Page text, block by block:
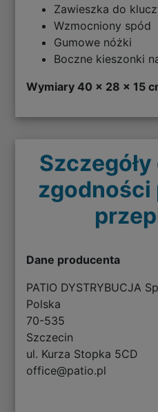
Zawieszka do
Wzmocniony spód
Gumowe nóżki
Boczne kieszonki
Wymiary 40 x 28 x 15
zgodności
Dane producenta
PATIO DYSTRYBUCJA
Polska
70-535
Szczecin
ul. Kurza Stopka 5CD
office@patio.pl